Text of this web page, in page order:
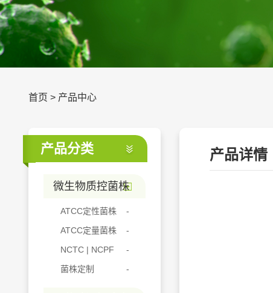
首页 > 产品中心
产品分类
微生物质控菌株
ATCC定性菌株
ATCC定量菌株
NCTC | NCPF
菌株定制
产品详情